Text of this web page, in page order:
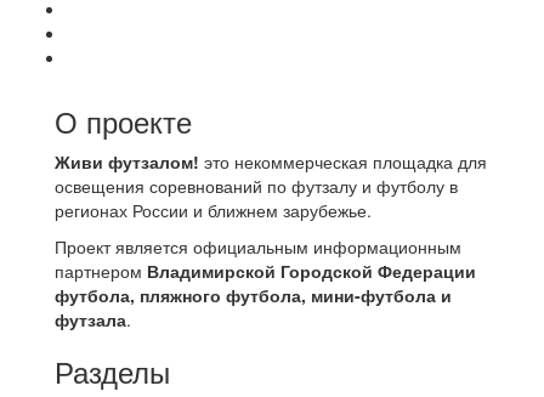
О проекте
Живи футзалом! это некоммерческая площадка для
освещения соревнований по футзалу и футболу в
регионах России и ближнем зарубежье.
Проект является официальным информационным
партнером Владимирской Городской Федерации
футбола, пляжного футбола, мини-футбола и
футзала.
Разделы